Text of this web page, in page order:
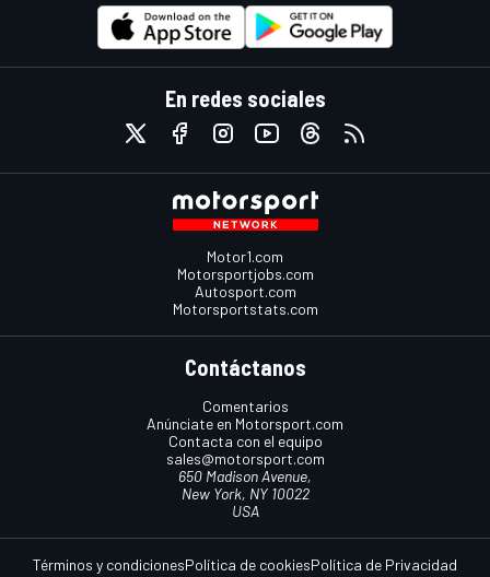
En redes sociales
Motor1.com
Motorsportjobs.com
Autosport.com
Motorsportstats.com
Contáctanos
Comentarios
Anúnciate en Motorsport.com
Contacta con el equipo
sales@motorsport.com
650 Madison Avenue,
New York, NY 10022
USA
Términos y condicionesPolítica de cookiesPolítica de Privacidad